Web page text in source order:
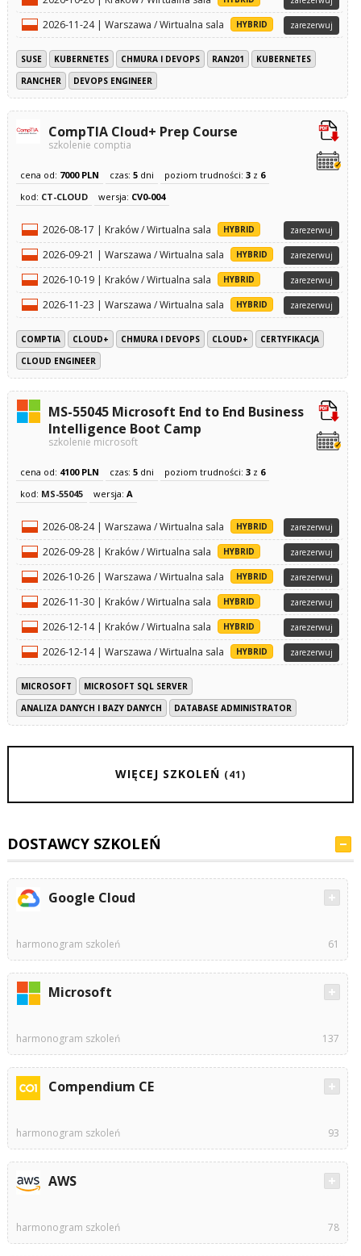
2026-11-24 | Warszawa / Wirtualna sala HYBRID zarezerwuj
SUSE KUBERNETES CHMURA I DEVOPS RAN201
KUBERNETES
RANCHER
DEVOPS ENGINEER
CompTIA Cloud+ Prep Course
szkolenie comptia
cena od: 7000 PLN czas: 5dni poziom trudności: 3z 6
kod: CT-CLOUD wersja: CV0-004
2026-08-17 | Kraków / Wirtualna sala HYBRID zarezerwuj
2026-09-21 | Warszawa / Wirtualna sala HYBRID zarezerwuj
2026-10-19 | Kraków / Wirtualna sala HYBRID zarezerwuj
2026-11-23 | Warszawa / Wirtualna sala HYBRID zarezerwuj
COMPTIA CLOUD+ CHMURA I DEVOPS CLOUD+
CERTYFIKACJA
CLOUD ENGINEER
MS-55045 Microsoft End to End Business
Intelligence Boot Camp
szkolenie microsoft
cena od: 4100 PLN czas: 5dni poziom trudności: 3z 6
kod: MS-55045 wersja: A
2026-08-24 | Warszawa / Wirtualna sala HYBRID zarezerwuj
2026-09-28 | Kraków / Wirtualna sala HYBRID zarezerwuj
2026-10-26 | Warszawa / Wirtualna sala HYBRID zarezerwuj
2026-11-30 | Kraków / Wirtualna sala HYBRID zarezerwuj
2026-12-14 | Kraków / Wirtualna sala HYBRID zarezerwuj
2026-12-14 | Warszawa / Wirtualna sala HYBRID zarezerwuj
MICROSOFT
MICROSOFT SQL SERVER
ANALIZA DANYCH I BAZY DANYCH
DATABASE ADMINISTRATOR
WIĘCEJ SZKOLEŃ (41)
DOSTAWCY SZKOLEŃ
Google Cloud
harmonogram szkoleń 61
Microsoft
harmonogram szkoleń 137
Compendium CE
harmonogram szkoleń 93
AWS
harmonogram szkoleń 78